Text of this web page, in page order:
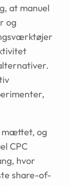
at manuel
og
mættet, og
CPC
hvor
share-of-